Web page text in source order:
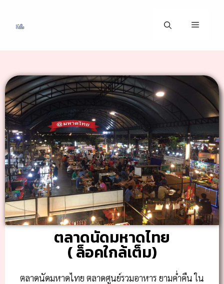
ตลาดนัดมหาดไทย
( ล็อคใกล้เต็ม)
ตลาดนัดมหาดไทย ตลาดศูนย์รวมอาหาร ยามค่ำคืน ใน